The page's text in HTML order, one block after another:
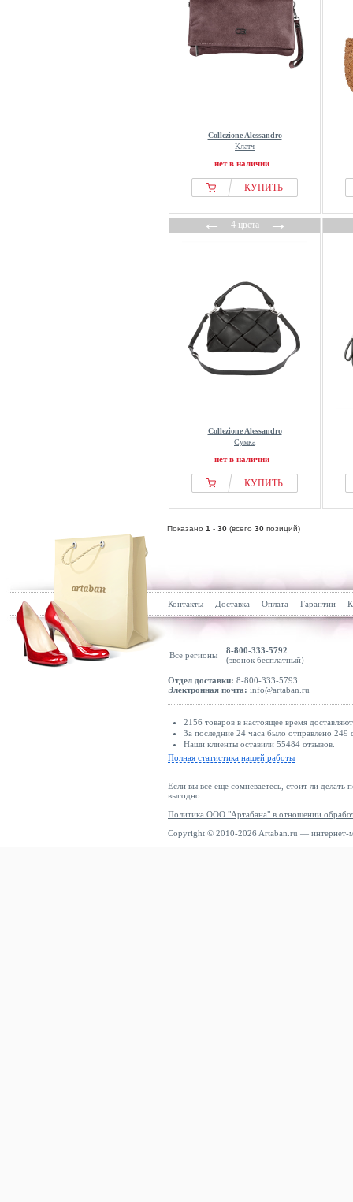
Collezione Alessandro
Клатч
нет в наличии
КУПИТЬ
←4 цвета→
Collezione Alessandro
Сумка
нет в наличии
КУПИТЬ
Показано 1 - 30 (всего 30 позиций)
Контакты Доставка Оплата Гарантии
Все регионы
8-800-333-5792
(звонок бесплатный)
Отдел доставки: 8-800-333-5793
Электронная почта: info@artaban.ru
2156 товаров в настоящее время
За последние 24 часа было отправлено
Наши клиенты оставили 55484 отзывов.
Полная статистика нашей работы
Если вы все еще сомневаетесь, стоит ли делать
выгодно.
Политика ООО "Артабана" в отношении
Copyright © 2010-2026 Artaban.ru — интернет-